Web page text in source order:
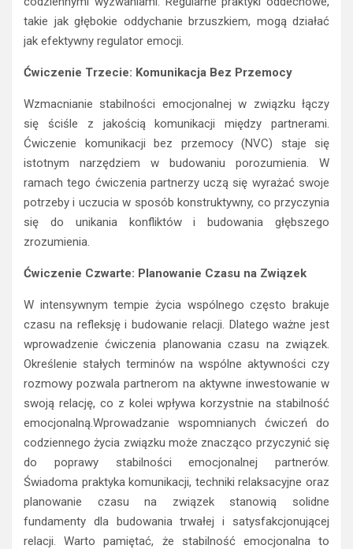
takie jak głębokie oddychanie brzuszkiem, mogą działać
jak efektywny regulator emocji.
Ćwiczenie Trzecie: Komunikacja Bez Przemocy
Wzmacnianie stabilności emocjonalnej w związku łączy
się ściśle z jakością komunikacji między partnerami.
Ćwiczenie komunikacji bez przemocy (NVC) staje się
istotnym narzędziem w budowaniu porozumienia. W
ramach tego ćwiczenia partnerzy uczą się wyrażać swoje
potrzeby i uczucia w sposób konstruktywny, co przyczynia
się do unikania konfliktów i budowania głębszego
zrozumienia.
Ćwiczenie Czwarte: Planowanie Czasu na Związek
W intensywnym tempie życia wspólnego często brakuje
czasu na refleksję i budowanie relacji. Dlatego ważne jest
wprowadzenie ćwiczenia planowania czasu na związek.
Określenie stałych terminów na wspólne aktywności czy
rozmowy pozwala partnerom na aktywne inwestowanie w
swoją relację, co z kolei wpływa korzystnie na stabilność
emocjonalną.Wprowadzanie wspomnianych ćwiczeń do
codziennego życia związku może znacząco przyczynić się
do poprawy stabilności emocjonalnej partnerów.
Świadoma praktyka komunikacji, techniki relaksacyjne oraz
planowanie czasu na związek stanowią solidne
fundamenty dla budowania trwałej i satysfakcjonującej
relacji. Warto pamiętać, że stabilność emocjonalna to